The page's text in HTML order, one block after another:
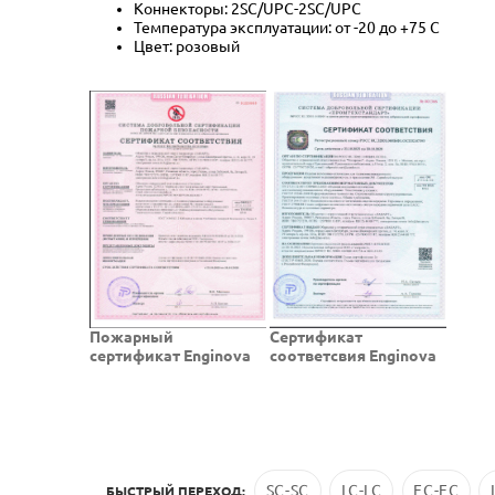
Коннекторы: 2SC/UPC-2SC/UPC
Температура эксплуатации: от -20 до +75 C
Цвет: розовый
Пожарный
сертификат Enginova
Cертификат
соответсвия Enginova
БЫСТРЫЙ ПЕРЕХОД: SC-SC LC-LC FC-FC